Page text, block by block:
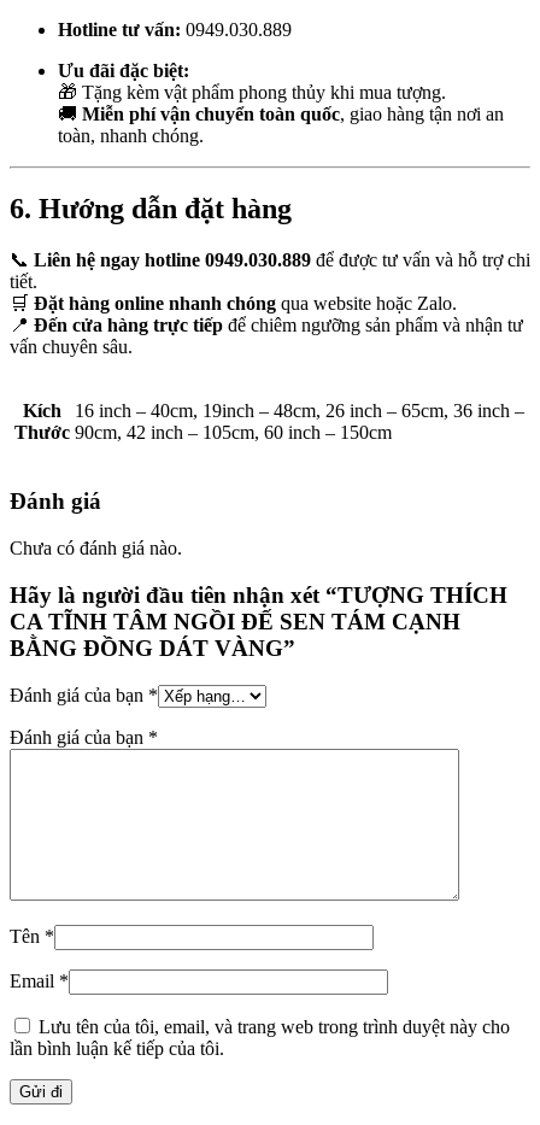
Hotline tư vấn: 0949.030.889
Ưu đãi đặc biệt:
🎁 Tặng kèm vật phẩm phong thủy khi mua tượng.
🚚 Miễn phí vận chuyển toàn quốc, giao hàng tận nơi an
toàn, nhanh chóng.
6. Hướng dẫn đặt hàng
📞 Liên hệ ngay hotline 0949.030.889 để được tư vấn và hỗ trợ chi
tiết.
🛒 Đặt hàng online nhanh chóng qua website hoặc Zalo.
📍 Đến cửa hàng trực tiếp để chiêm ngưỡng sản phẩm và nhận tư
vấn chuyên sâu.
Kích
Thước
16 inch – 40cm, 19inch – 48cm, 26 inch – 65cm, 36 inch –
90cm, 42 inch – 105cm, 60 inch – 150cm
Đánh giá
Chưa có đánh giá nào.
Hãy là người đầu tiên nhận xét “TƯỢNG THÍCH
CA TĨNH TÂM NGỒI ĐẾ SEN TÁM CẠNH
BẰNG ĐỒNG DÁT VÀNG”
Đánh giá của bạn *
Đánh giá của bạn *
Tên *
Email *
Lưu tên của tôi, email, và trang web trong trình duyệt này cho
lần bình luận kế tiếp của tôi.